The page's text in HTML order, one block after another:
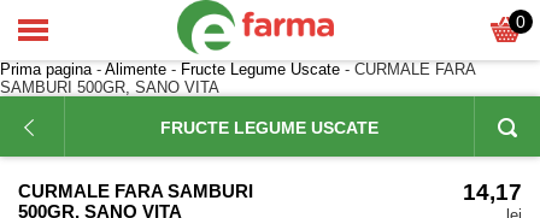
0
Prima pagina- Alimente - Fructe Legume Uscate - CURMALE FARA
SAMBURI 500GR, SANO VITA
FRUCTE LEGUME USCATE
CURMALE FARA SAMBURI
500GR, SANO VITA
14,17